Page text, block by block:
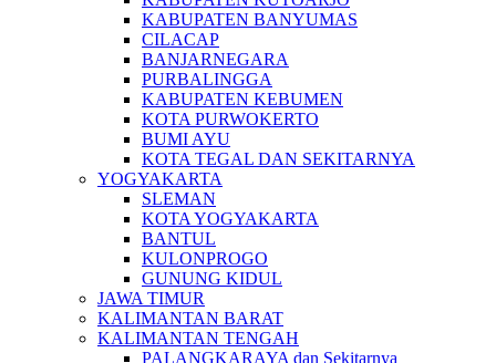
KABUPATEN BANYUMAS
CILACAP
BANJARNEGARA
PURBALINGGA
KABUPATEN KEBUMEN
KOTA PURWOKERTO
BUMI AYU
KOTA TEGAL DAN SEKITARNYA
YOGYAKARTA
SLEMAN
KOTA YOGYAKARTA
BANTUL
KULONPROGO
GUNUNG KIDUL
JAWA TIMUR
KALIMANTAN BARAT
KALIMANTAN TENGAH
PALANGKARAYA dan Sekitarnya